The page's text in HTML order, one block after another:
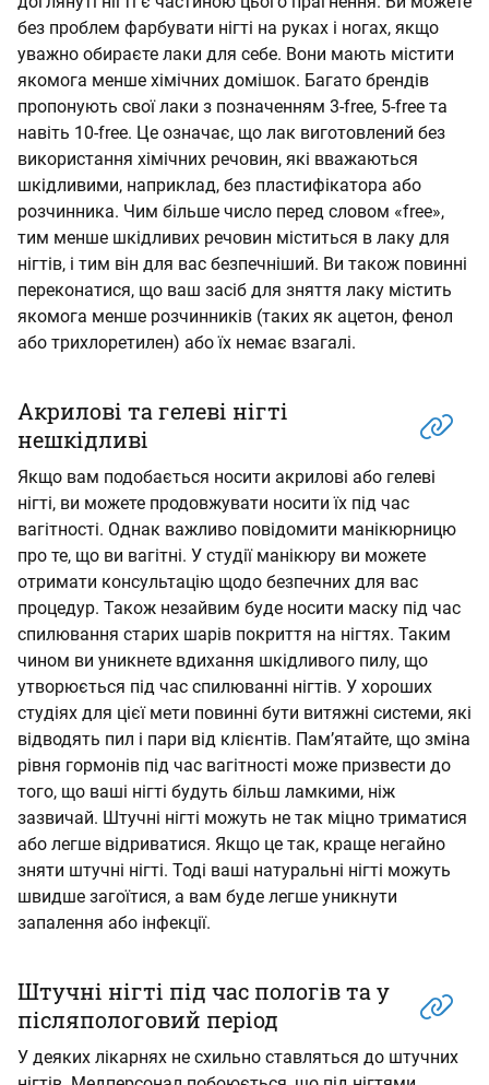
без проблем фарбувати нігті на руках і ногах, якщо
уважно обираєте лаки для себе. Вони мають містити
якомога менше хімічних домішок. Багато брендів
пропонують свої лаки з позначенням 3-free, 5-free та
навіть 10-free. Це означає, що лак виготовлений без
використання хімічних речовин, які вважаються
шкідливими, наприклад, без пластифікатора або
розчинника. Чим більше число перед словом «free»,
тим менше шкідливих речовин міститься в лаку для
нігтів, і тим він для вас безпечніший. Ви також повинні
переконатися, що ваш засіб для зняття лаку містить
якомога менше розчинників (таких як ацетон, фенол
або трихлоретилен) або їх немає взагалі.
Акрилові та гелеві нігті
нешкідливі
Якщо вам подобається носити акрилові або гелеві
нігті, ви можете продовжувати носити їх під час
вагітності. Однак важливо повідомити манікюрницю
про те, що ви вагітні. У студії манікюру ви можете
отримати консультацію щодо безпечних для вас
процедур. Також незайвим буде носити маску під час
спилювання старих шарів покриття на нігтях. Таким
чином ви уникнете вдихання шкідливого пилу, що
утворюється під час спилюванні нігтів. У хороших
студіях для цієї мети повинні бути витяжні системи, які
відводять пил і пари від клієнтів. Пам’ятайте, що зміна
рівня гормонів під час вагітності може призвести до
того, що ваші нігті будуть більш ламкими, ніж
зазвичай. Штучні нігті можуть не так міцно триматися
або легше відриватися. Якщо це так, краще негайно
зняти штучні нігті. Тоді ваші натуральні нігті можуть
швидше загоїтися, а вам буде легше уникнути
запалення або інфекції.
Штучні нігті під час пологів та у
післяпологовий період
У деяких лікарнях не схильно ставляться до штучних